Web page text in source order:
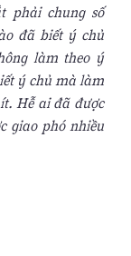
phải chung số
đã biết ý chủ
làm theo ý
ý chủ mà làm
Hễ ai đã được
giao phó nhiều